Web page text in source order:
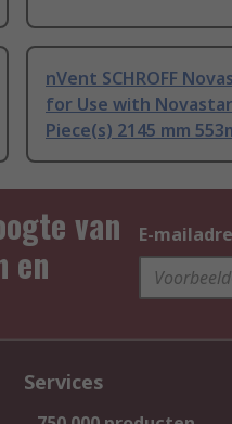
nVent SCHROFF
for Use with
Piece(s) 2145 mm
van
en
E-
Services